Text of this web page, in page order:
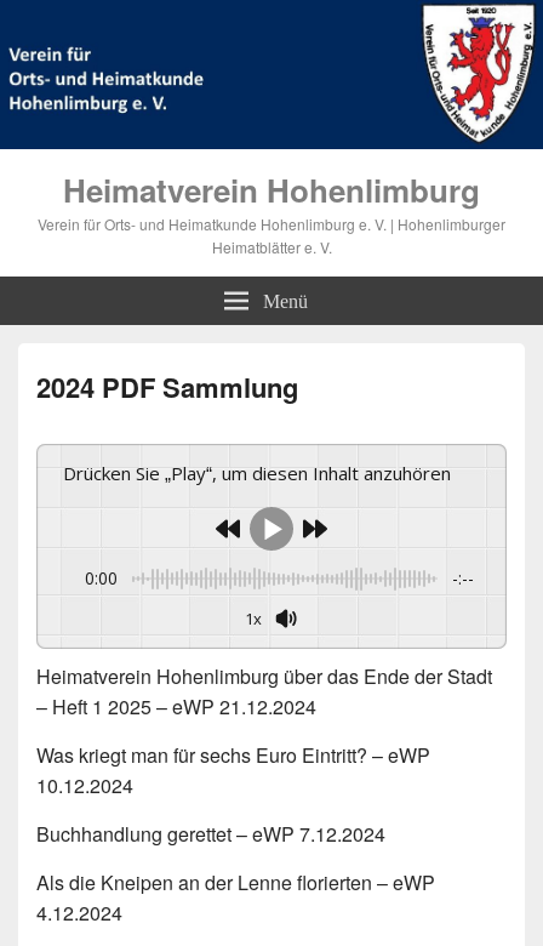
Heimatverein Hohenlimburg
Verein für Orts- und Heimatkunde Hohenlimburg e. V. | Hohenlimburger
Heimatblätter e. V.
Menü
2024 PDF Sammlung
Drücken Sie „Play“, um diesen Inhalt anzuhören
0:00 -:--
1x
Heimatverein Hohenlimburg über das Ende der Stadt
– Heft 1 2025 – eWP 21.12.2024
Was kriegt man für sechs Euro Eintritt? – eWP
10.12.2024
Buchhandlung gerettet – eWP 7.12.2024
Als die Kneipen an der Lenne florierten – eWP
4.12.2024